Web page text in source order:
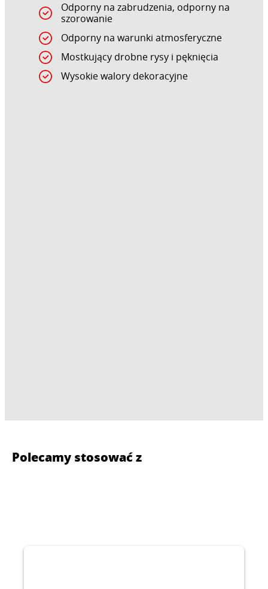
Odporny na zabrudzenia, odporny na
szorowanie
Odporny na warunki atmosferyczne
Mostkujący drobne rysy i pęknięcia
Wysokie walory dekoracyjne
Polecamy stosować z